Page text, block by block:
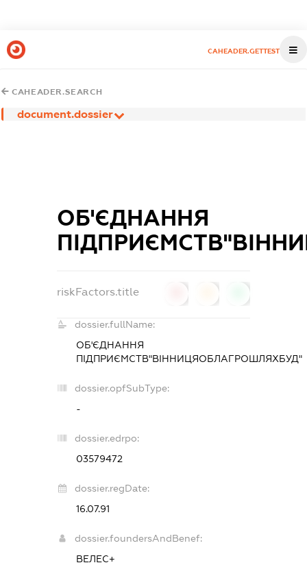
CAHEADER.GETTEST
CAHEADER.SEARCH
document.dossier
ОБ'ЄДНАННЯ
riskFactors.title
dossier.fullName:
ОБ'ЄДНАННЯ
ПІДПРИЄМСТВ"ВІННИЦЯОБЛАГРОШЛЯХБУД"
dossier.opfSubType:
-
dossier.edrpo:
03579472
dossier.regDate:
16.07.91
dossier.foundersAndBenef:
ВЕЛЕС+